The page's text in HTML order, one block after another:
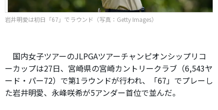
岩井明愛は初日「67」でラウンド（写真：Getty Images）
国内女子ツアーのJLPGAツアーチャンピオンシップリコ
ーカップは27日、宮崎県の宮崎カントリークラブ（6,543ヤ
ード・パー72）で第1ラウンドが行われ、「67」でプレーし
た岩井明愛、永峰咲希が5アンダー首位で並んだ。